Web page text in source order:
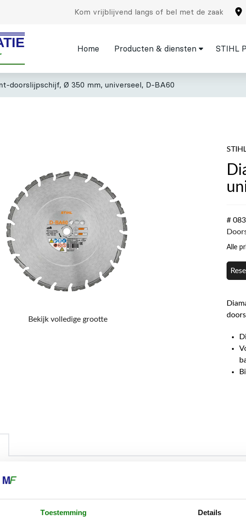
Toestemming Details
Kom vrijblijvend langs of bel met de zaak
Home Producten & diensten STIHL
doorslijpschijf, Ø 350 mm, universeel, D-BA60
Bekijk volledige grootte
#
Alle
STIHL doorslijpers en onderscheiden zich door hun